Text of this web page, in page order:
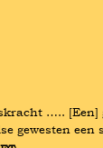
…..
gewesten